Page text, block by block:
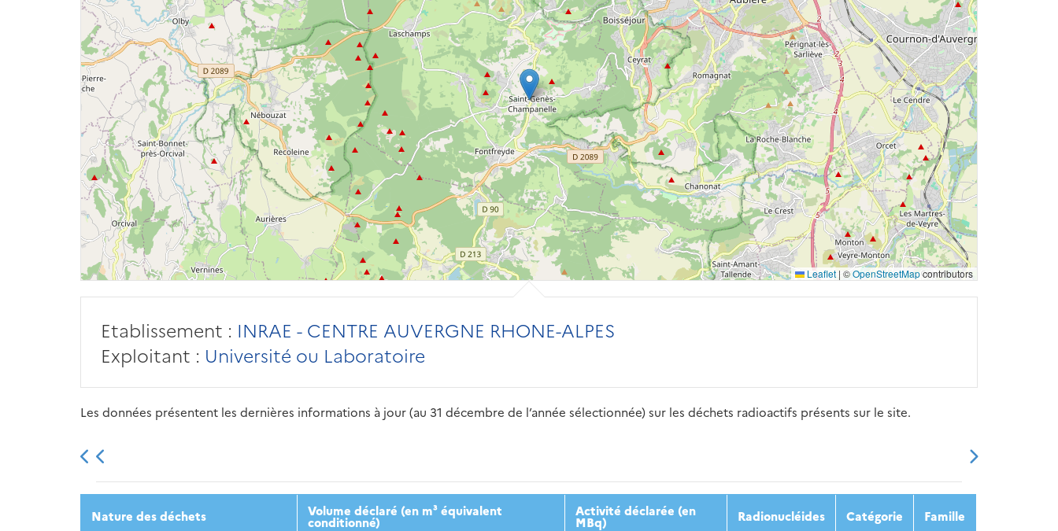
Leaflet | ©OpenStreetMapcontributors
Etablissement : INRAE - CENTRE AUVERGNE RHONE-ALPES
Exploitant : Université ou Laboratoire
Les données présentent les dernières informations à jour (au 31 décembre de l’année sélectionnée) sur les déchets radioactifs présents sur le site.
2013 2014 2015 2016 2017 2018 2019 2020 2021 2022 2023
Nature des déchets Volume déclaré (en m³ équivalent
conditionné)
Activité déclarée (en
MBq) Radionucléides Catégorie Famille